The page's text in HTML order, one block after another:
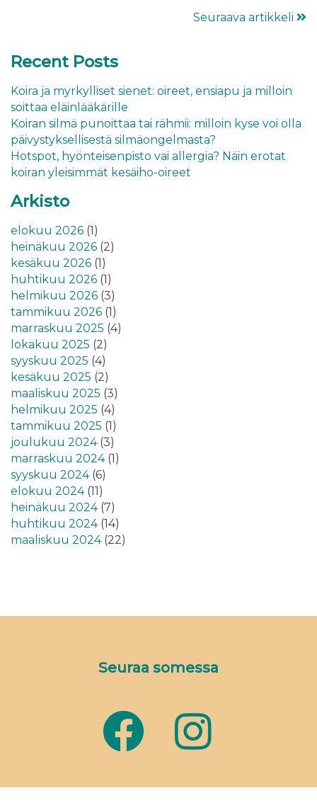
Seuraava artikkeli
Recent Posts
Koira ja myrkylliset sienet: oireet, ensiapu ja milloin
soittaa eläinlääkärille
Koiran silmä punoittaa tai rähmii: milloin kyse voi olla
päivystyksellisestä silmäongelmasta?
Hotspot, hyönteisenpisto vai allergia? Näin erotat
koiran yleisimmät kesäiho-oireet
Arkisto
elokuu 2026 (1)
heinäkuu 2026 (2)
kesäkuu 2026 (1)
huhtikuu 2026 (1)
helmikuu 2026 (3)
tammikuu 2026 (1)
marraskuu 2025 (4)
lokakuu 2025 (2)
syyskuu 2025 (4)
kesäkuu 2025 (2)
maaliskuu 2025 (3)
helmikuu 2025 (4)
tammikuu 2025 (1)
joulukuu 2024(3)
marraskuu 2024(1)
syyskuu 2024(6)
elokuu 2024(11)
heinäkuu 2024(7)
huhtikuu 2024(14)
maaliskuu 2024(22)
Seuraa somessa